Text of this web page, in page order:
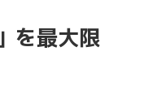
を最大限